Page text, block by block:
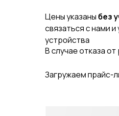
Цены указаны без
связаться с нами
устройства
В случае отказа